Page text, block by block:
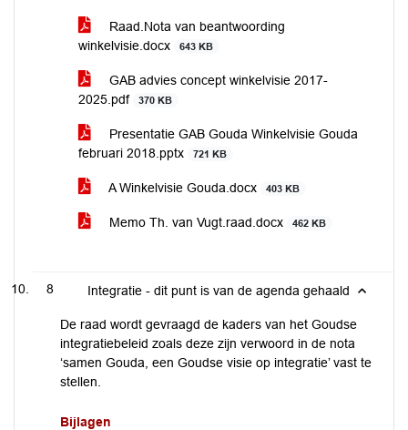
Raad.Nota van beantwoording
winkelvisie.docx
643 KB
GAB advies concept winkelvisie 2017-
2025.pdf
370 KB
Presentatie GAB Gouda Winkelvisie Gouda
februari 2018.pptx
721 KB
A Winkelvisie Gouda.docx 403 KB
Memo Th. van Vugt.raad.docx 462 KB
8 Integratie - dit punt is van de agenda gehaald
De raad wordt gevraagd de kaders van het Goudse
integratiebeleid zoals deze zijn verwoord in de nota
‘samen Gouda, een Goudse visie op integratie’ vast te
stellen.
Bijlagen